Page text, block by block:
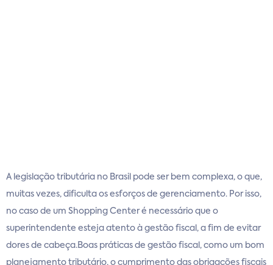
A legislação tributária no Brasil pode ser bem complexa, o que,
muitas vezes, dificulta os esforços de gerenciamento. Por isso,
no caso de um Shopping Center é necessário que o
superintendente esteja atento à gestão fiscal, a fim de evitar
dores de cabeça.Boas práticas de gestão fiscal, como um bom
planejamento tributário, o cumprimento das obrigações fiscais